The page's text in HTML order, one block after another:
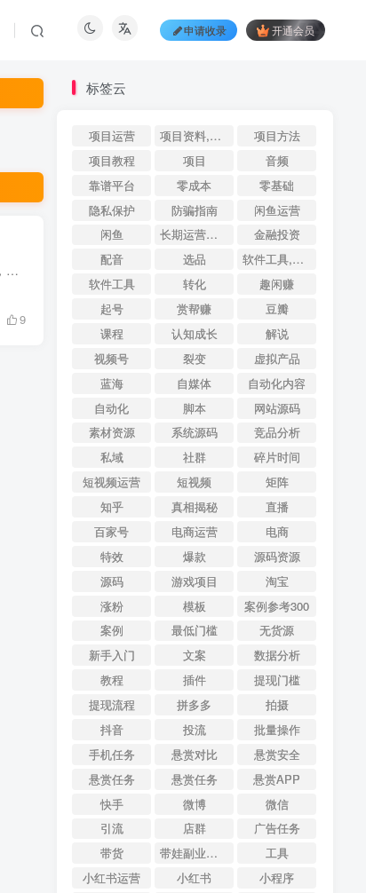
申请收录 开通会员
大家好，我是乐帮资源站长，大家所看到的我这个乐帮资源站，已经更新三年了，也就是说这个资源站项目，我已经操作了三年之久，随着我更新的内容越多，只会越做越大，所以资源站项目也是一个长久...
9
标签云
项目运营 项目资料,QFire专题,AI搜索,资源导航
项目方法
项目教程
项目
音频
靠谱平台
零成本
零基础
隐私保护
防骗指南
闲鱼运营
闲鱼
长期运营案例
金融投资
配音
选品
软件工具,QFire专题,AI搜索,资源导航
软件工具
转化
趣闲赚
起号
赏帮赚
豆瓣
课程
认知成长
解说
视频号
裂变
虚拟产品
蓝海
自媒体
自动化内容
自动化
脚本
网站源码
素材资源
系统源码
竞品分析
私域
社群
碎片时间
短视频运营
短视频
矩阵
知乎
真相揭秘
直播
百家号
电商运营
电商
特效
爆款
源码资源
源码
游戏项目
淘宝
涨粉
模板
案例参考300
案例
最低门槛
无货源
新手入门
文案
数据分析
教程
插件
提现门槛
提现流程
拼多多
拍摄
抖音
投流
批量操作
手机任务
悬赏对比
悬赏安全
悬赏任务
悬赏任务
悬赏APP
快手
微博
微信
引流
店群
广告任务
带货
带娃副业参考
工具
小红书运营
小红书
小程序